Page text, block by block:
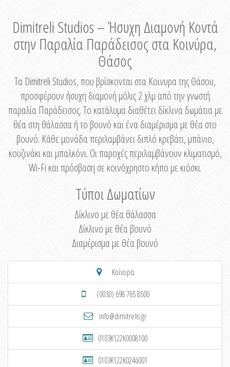
Dimitreli Studios – Ήσυχη Διαμονή Κοντά
στην Παραλία Παράδεισος στα Κοινύρα,
Θάσος
Τα Dimitreli Studios, που βρίσκονται στα Κοινυρα της Θάσου,
προσφέρουν ήσυχη διαμονή μόλις 2 χλμ από την γνωστή
παραλία Παράδεισος. Το κατάλυμα διαθέτει δίκλινα δωμάτια με
θέα στη θάλασσα ή το βουνό και ένα διαμέρισμα με θέα στο
βουνό. Κάθε μονάδα περιλαμβάνει διπλό κρεβάτι, μπάνιο,
κουζινάκι και μπαλκόνι. Οι παροχές περιλαμβάνουν κλιματισμό,
Wi-Fi και πρόσβαση σε κοινόχρηστο κήπο με κιόσκι.
Τύποι Δωματίων
Δίκλινο με θέα θάλασσα
Δίκλινο με θέα βουνό
Διαμέρισμα με θέα βουνό
Κοίνυρα
(0030) 698 765 8500
info@dimitrelis.gr
0103K122K0008100
0103K122K0246001